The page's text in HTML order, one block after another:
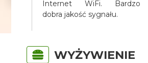
Internet WiFi. Bardzo
dobra jakość sygnału.
WYŻYWIENIE